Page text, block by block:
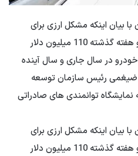
بیان اینکه مشکل ارزی برای
واردات خودرو وجود ندارد و در دو هفته گذشته 110 میلیون دلار
در سال جاری و سال آینده
رئیس سازمان توسعه
توانمندی های صادراتی
بیان اینکه مشکل ارزی برای
واردات خودرو وجود ندارد و در دو هفته گذشته 110 میلیون دلار